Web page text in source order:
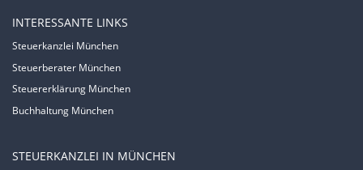
INTERESSANTE LINKS
Steuerkanzlei München
Steuerberater München
Steuererklärung München
Buchhaltung München
STEUERKANZLEI IN MÜNCHEN